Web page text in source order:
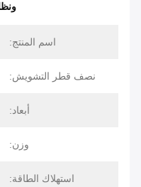
اسم المنتج:
نصف قطر التشويش:
أبعاد:
وزن:
استهلاك الطاقة: